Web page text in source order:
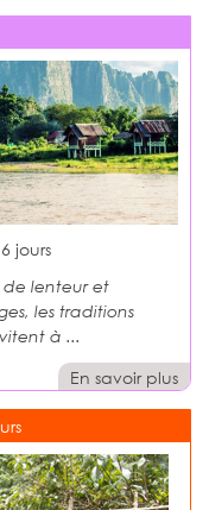
jours
de lenteur et
les traditions
à ...
En savoir plus